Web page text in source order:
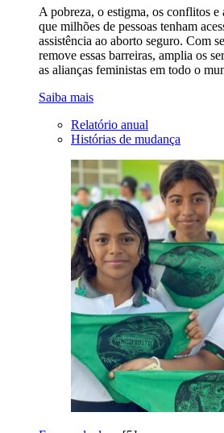
A pobreza, o estigma, os conflitos e
que milhões de pessoas tenham
assistência ao aborto seguro. Com
remove essas barreiras, amplia os
as alianças feministas em todo o
Saiba mais
Relatório anual
Histórias de mudança